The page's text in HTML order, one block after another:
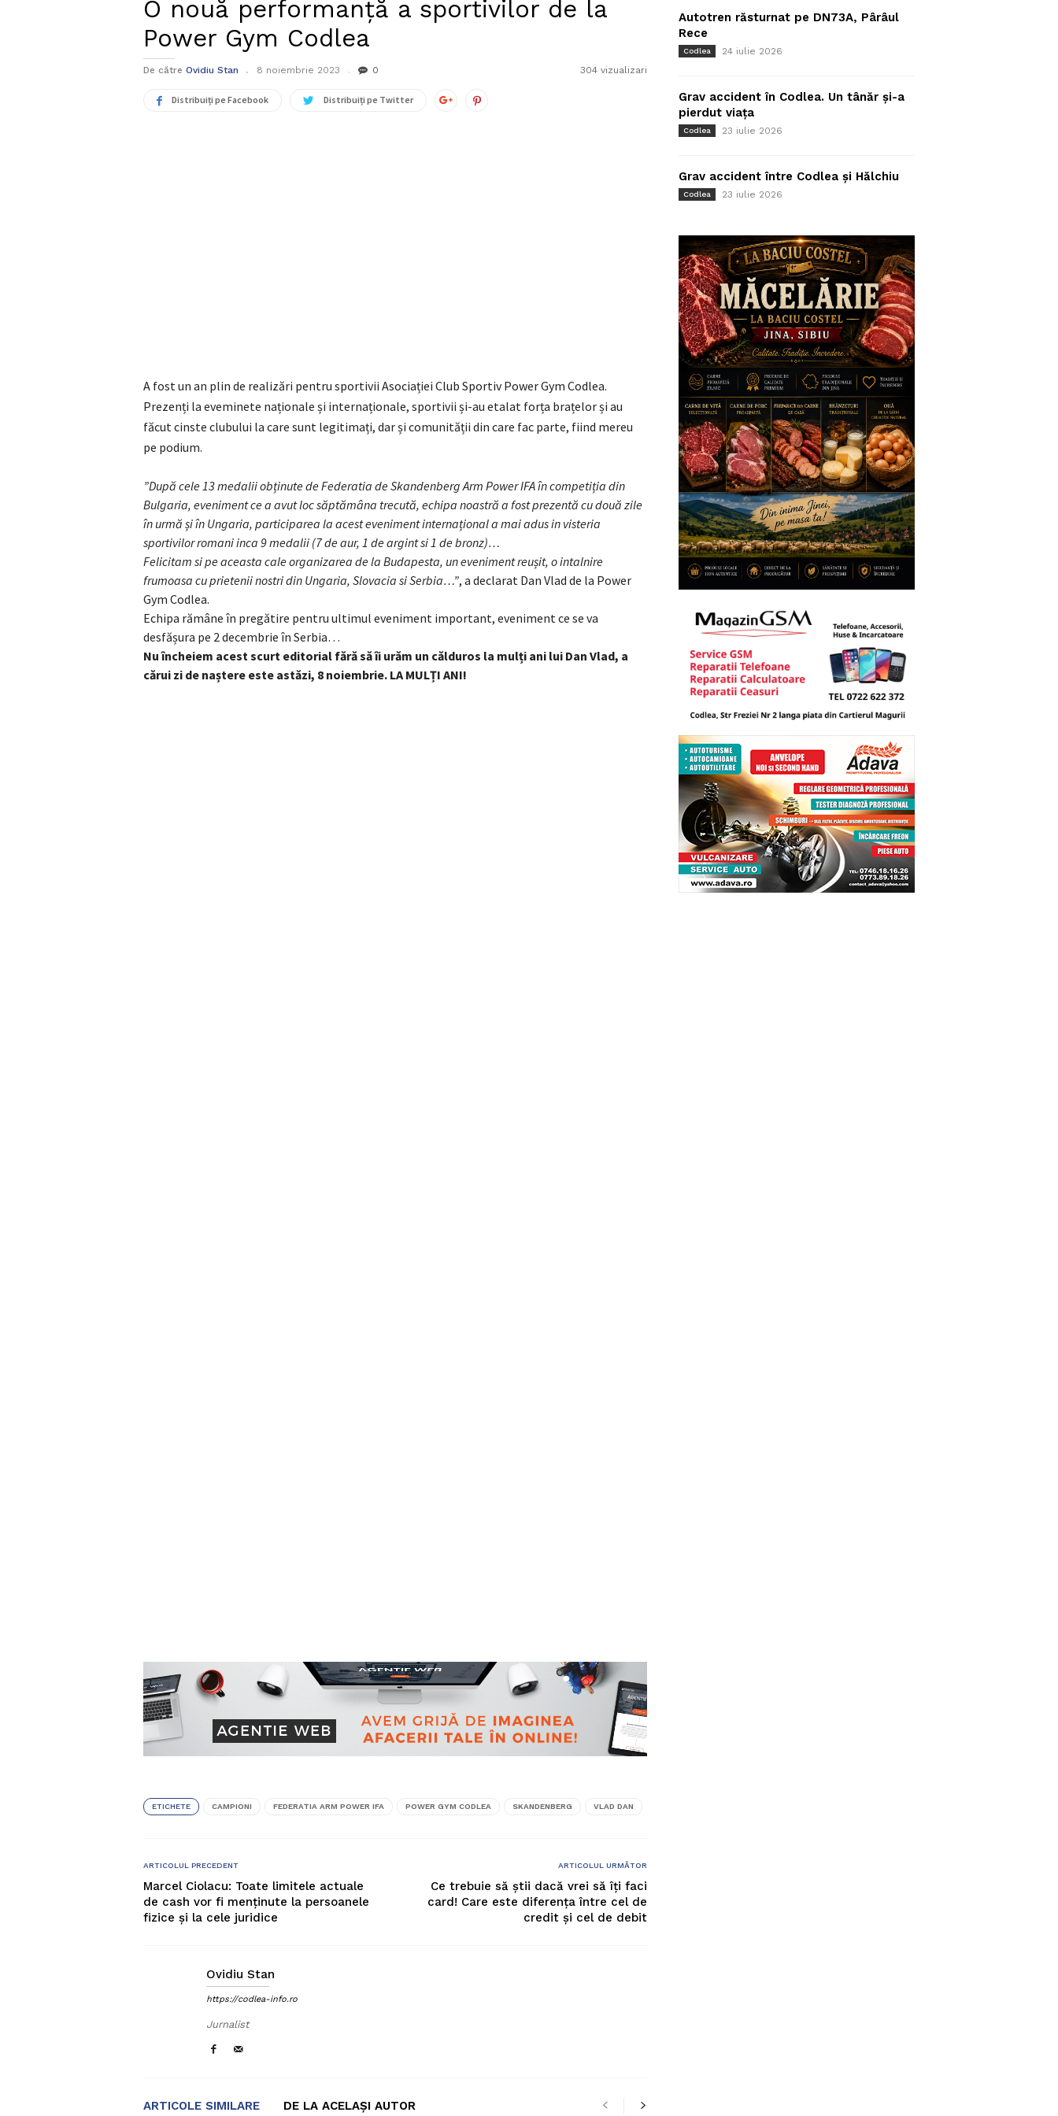
O nouă performanță a sportivilor de la
Power Gym Codlea
De către Ovidiu Stan 8 noiembrie 2023 0 304 vizualizari
Distribuiți pe Facebook Distribuiți pe Twitter
A fost un an plin de realizări pentru sportivii Asociației Club Sportiv Power Gym Codlea.
Prezenți la eveminete naționale și internaționale, sportivii și-au etalat forța brațelor și au
făcut cinste clubului la care sunt legitimați, dar și comunității din care fac parte, fiind mereu
pe podium.
”După cele 13 medalii obținute de Federatia de Skandenberg Arm Power IFA în competiția din
Bulgaria, eveniment ce a avut loc săptămâna trecută, echipa noastră a fost prezentă cu două zile
în urmă și în Ungaria, participarea la acest eveniment internațional a mai adus in visteria
sportivilor romani inca 9 medalii (7 de aur, 1 de argint si 1 de bronz)…
Felicitam si pe aceasta cale organizarea de la Budapesta, un eveniment reușit, o intalnire
frumoasa cu prietenii nostri din Ungaria, Slovacia si Serbia…”, a declarat Dan Vlad de la Power
Gym Codlea.
Echipa rămâne în pregătire pentru ultimul eveniment important, eveniment ce se va
desfășura pe 2 decembrie în Serbia…
Nu încheiem acest scurt editorial fără să îi urăm un călduros la mulți ani lui Dan Vlad, a
cărui zi de naștere este astăzi, 8 noiembrie. LA MULȚI ANI!
ETICHETE CAMPIONI FEDERATIA ARM POWER IFA POWER GYM CODLEA SKANDENBERG VLAD DAN
ARTICOLUL PRECEDENT
Marcel Ciolacu: Toate limitele actuale
de cash vor fi menținute la persoanele
fizice și la cele juridice
ARTICOLUL URMĂTOR
Ce trebuie să știi dacă vrei să îți faci
card! Care este diferența între cel de
credit și cel de debit
Ovidiu Stan
https://codlea-info.ro
Jurnalist
ARTICOLE SIMILARE DE LA ACELAȘI AUTOR
Autotren răsturnat pe DN73A, Pârâul
Rece
Codlea 24 iulie 2026
Grav accident în Codlea. Un tânăr și-a
pierdut viața
Codlea 23 iulie 2026
Grav accident între Codlea și Hălchiu
Codlea 23 iulie 2026